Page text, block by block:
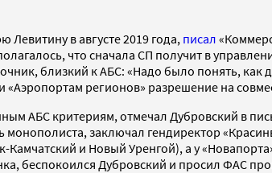
в августе 2019 года, писал
что сначала СП получит в
близкий к АБС: «Надо было понять,
регионов» разрешение на
АБС критериям, отмечал Дубровский в
заключал гендиректор
Камчатский и Новый Уренгой), а у
беспокоился Дубровский и просил ФАС